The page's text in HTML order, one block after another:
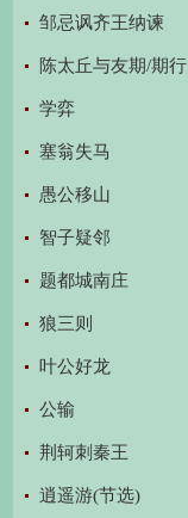
邹忌讽齐王纳谏
陈太丘与友期/期行
学弈
塞翁失马
愚公移山
智子疑邻
题都城南庄
狼三则
叶公好龙
公输
荆轲刺秦王
逍遥游(节选)